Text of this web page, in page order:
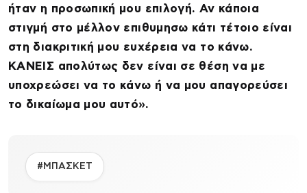
ήταν η προσωπική μου επιλογή. Αν κάποια
στιγμή στο μέλλον επιθυμησω κάτι τέτοιο είναι
στη διακριτική μου ευχέρεια να το κάνω.
ΚΑΝΕΙΣ απολύτως δεν είναι σε θέση να με
υποχρεώσει να το κάνω ή να μου απαγορεύσει
το δικαίωμα μου αυτό».
#ΜΠΑΣΚΕΤ